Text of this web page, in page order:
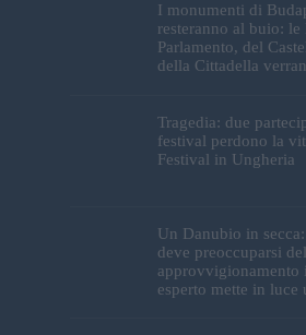
I monumenti di
resteranno al buio: le
Parlamento, del
della Cittadella
Tragedia: due
festival perdono la
Festival in Ungheria
Un Danubio in
deve preoccuparsi
approvvigionamento
esperto mette in luce